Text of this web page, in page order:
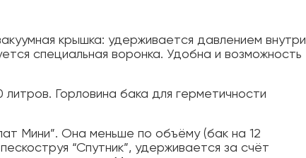
крышка: удерживается давлением внутри
специальная воронка. Удобна и возможность
Горловина бака для герметичности
Мини”. Она меньше по объёму (бак на 12
“Спутник”, удерживается за счёт